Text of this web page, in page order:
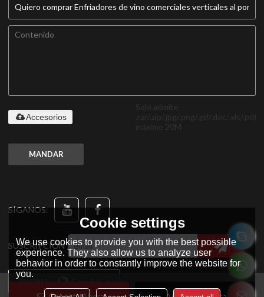
Solo admite
.rar/.zip/.jpg/.png/.gif/.doc/.xls/.pdf,
máximo 20M
Accesorios
MANDAR
SÍGANOS:
SUSCRIPCIÓN
IDIOMA: Español
Cookie settings
We use cookies to provide you with the best possible
experience. They also allow us to analyze user
behavior in order to constantly improve the website for
you.